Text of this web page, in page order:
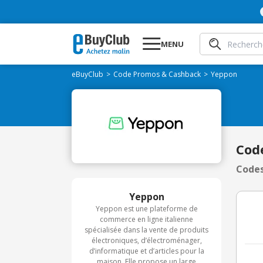
MENU
eBuyClub Code Promos & Cashback Yeppon
Yeppon
Yeppon est une plateforme de
commerce en ligne italienne
spécialisée dans la vente de produits
électroniques, d’électroménager,
d’informatique et d’articles pour la